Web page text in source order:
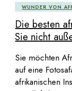
WUNDER VON
Die besten
Sie nicht
Sie möchten
auf eine
afrikanischen